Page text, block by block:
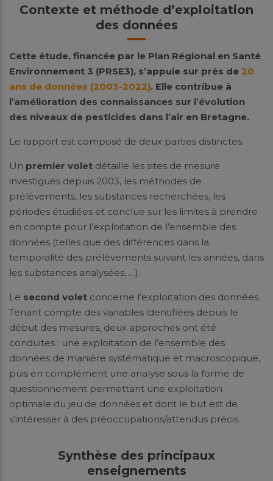
Contexte et méthode d’exploitation
des données
Cette étude, financée par le Plan Régional en Santé
Environnement 3 (PRSE3), s’appuie sur près de 20
ans de données (2003-2022). Elle contribue à
l’amélioration des connaissances sur l’évolution
des niveaux de pesticides dans l’air en Bretagne.
Le rapport est composé de deux parties distinctes.
Un premier volet détaille les sites de mesure
investigués depuis 2003, les méthodes de
prélèvements, les substances recherchées, les
périodes étudiées et conclue sur les limites à prendre
en compte pour l’exploitation de l’ensemble des
données (telles que des différences dans la
temporalité des prélèvements suivant les années, dans
les substances analysées, …).
Le second volet concerne l’exploitation des données.
Tenant compte des variables identifiées depuis le
début des mesures, deux approches ont été
conduites : une exploitation de l’ensemble des
données de manière systématique et macroscopique,
puis en complément une analyse sous la forme de
questionnement permettant une exploitation
optimale du jeu de données et dont le but est de
s’intéresser à des préoccupations/attendus précis.
Synthèse des principaux
enseignements